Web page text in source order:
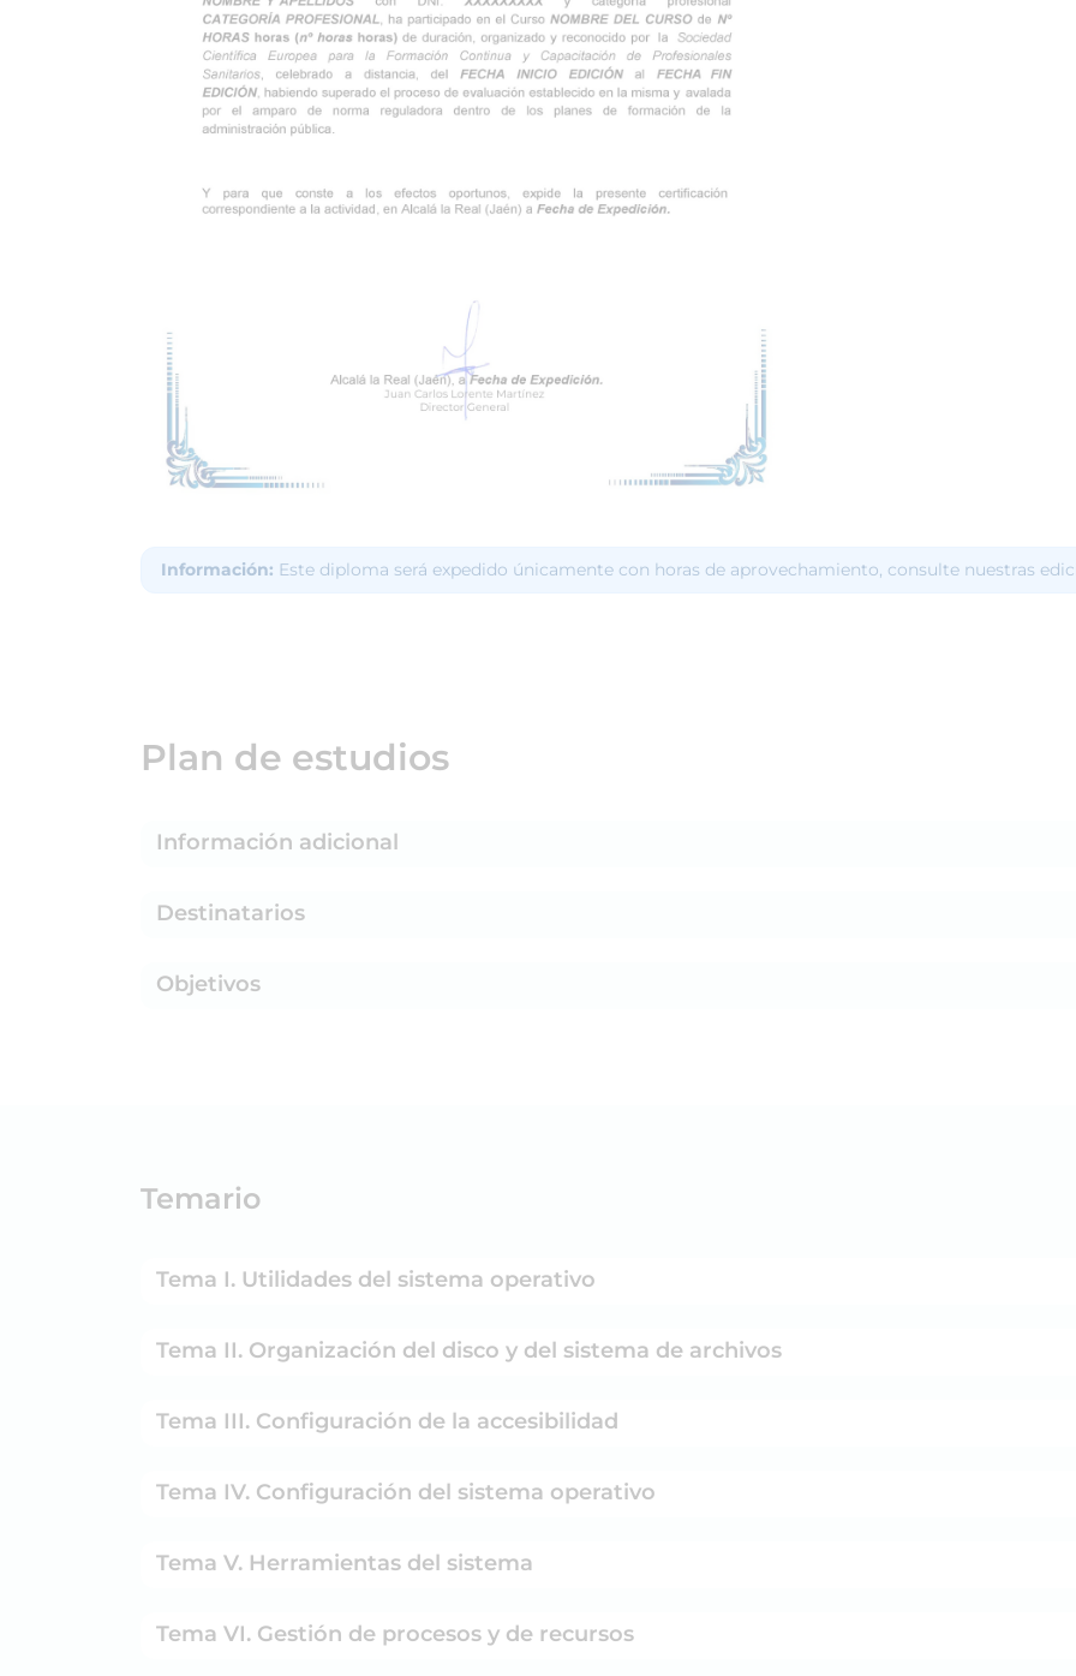
Información: Este diploma será expedido únicamente con horas de aprovechamiento, consulte nuestras
Plan de estudios
Información adicional
Destinatarios
Objetivos
Temario
Tema I. Utilidades del sistema operativo
Tema II. Organización del disco y del sistema de archivos
Tema III. Configuración de la accesibilidad
Tema IV. Configuración del sistema operativo
Tema V. Herramientas del sistema
Tema VI. Gestión de procesos y de recursos